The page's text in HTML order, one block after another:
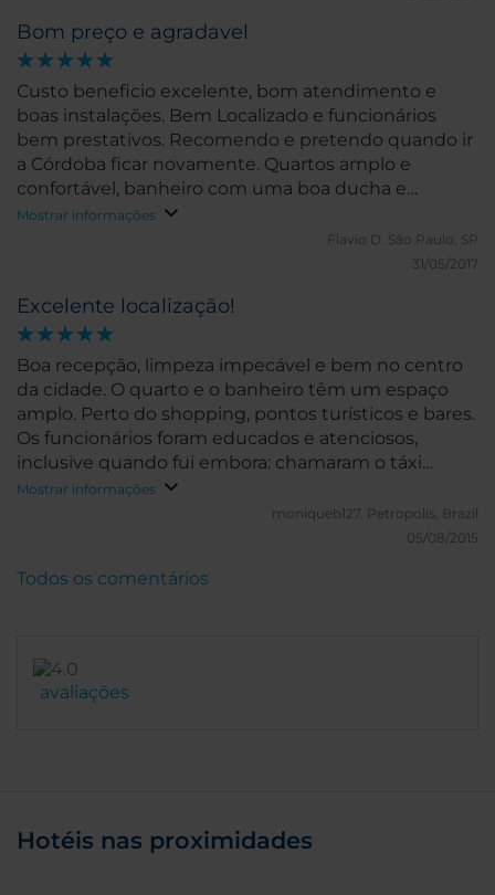
Bom preço e agradavel
Custo beneficio excelente, bom atendimento e
boas instalações. Bem Localizado e funcionários
bem prestativos. Recomendo e pretendo quando ir
a Córdoba ficar novamente. Quartos amplo e
confortável, banheiro com uma boa ducha e
banheira.
Mostrar informações
Flavio D. São Paulo, SP
31/05/2017
Excelente localização!
Boa recepção, limpeza impecável e bem no centro
da cidade. O quarto e o banheiro têm um espaço
amplo. Perto do shopping, pontos turísticos e bares.
Os funcionários foram educados e atenciosos,
inclusive quando fui embora: chamaram o táxi
(remis). Fiquei no 10º andar e o Wi-Fi funcionava
Mostrar informações
moniqueb127.
Petropolis, Brazil
05/08/2015
avaliações
Todos os comentários
Hotéis nas proximidades